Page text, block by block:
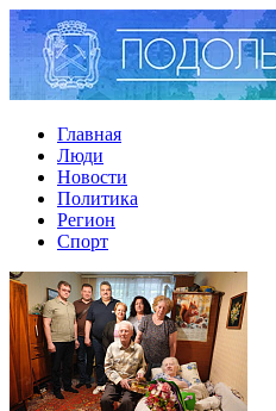
Главная
Люди
Новости
Политика
Регион
Спорт